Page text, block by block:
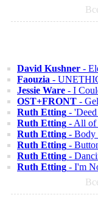
David Kushner -
Faouzia -
Jessie Ware - I
OST+FRONT -
Ruth Etting -
Ruth Etting - All of
Ruth Etting - Body
Ruth Etting -
Ruth Etting -
Ruth Etting - I'm